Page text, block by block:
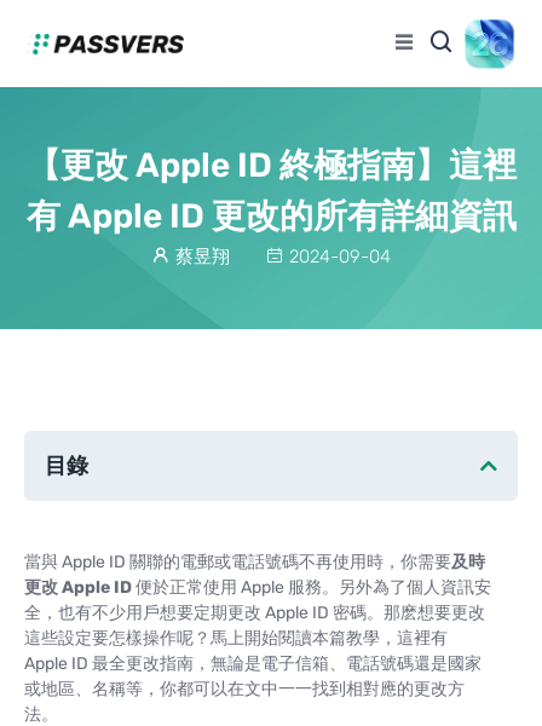
【更改 Apple ID 終極指南】這裡
有 Apple ID 更改的所有詳細資訊
蔡昱翔 2024-09-04
目錄
當與 Apple ID 關聯的電郵或電話號碼不再使用時，你需要及時
更改 Apple ID便於正常使用 Apple 服務。另外為了個人資訊安
全，也有不少用戶想要定期更改 Apple ID 密碼。那麽想要更改
這些設定要怎樣操作呢？馬上開始閱讀本篇教學，這裡有
Apple ID 最全更改指南，無論是電子信箱、電話號碼還是國家
或地區、名稱等，你都可以在文中一一找到相對應的更改方
法。